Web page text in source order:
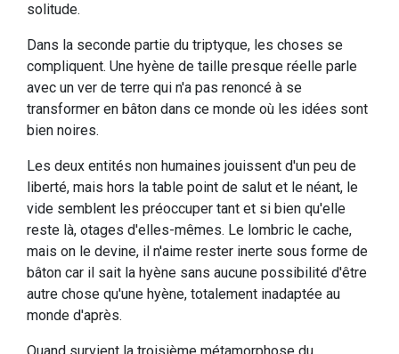
solitude.
Dans la seconde partie du triptyque, les choses se
compliquent. Une hyène de taille presque réelle parle
avec un ver de terre qui n'a pas renoncé à se
transformer en bâton dans ce monde où les idées sont
bien noires.
Les deux entités non humaines jouissent d'un peu de
liberté, mais hors la table point de salut et le néant, le
vide semblent les préoccuper tant et si bien qu'elle
reste là, otages d'elles-mêmes. Le lombric le cache,
mais on le devine, il n'aime rester inerte sous forme de
bâton car il sait la hyène sans aucune possibilité d'être
autre chose qu'une hyène, totalement inadaptée au
monde d'après.